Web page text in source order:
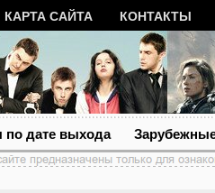
КАРТА САЙТА КОНТАКТЫ
по дате выхода